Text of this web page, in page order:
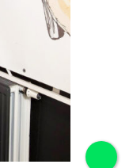
English